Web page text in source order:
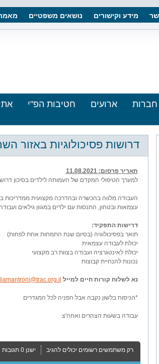
מידע וקישורים נושאים משפטיים
חברות ארועים חטיבות הפ"י
דרושות פסיכולוגיות באזור
תאריך פרסום: 11.08.2021
למערך הטיפולי המקדם של העמותה לילדים בסיכון
העבודה מלווה בהכשרה ובהדרכה מקצועית ממדריכות
עצמאות ובטחון, התנסות עם ילדים במגוון גילאים
דרישות התפקיד:
תואר בפסיכולוגיה (בסיום שנת התמחות אחת לפחות)
יכולת לעבודה עצמאית
יכולת לאינטגרציה ועבודה בצוות רב מקצועי
נכונות להנחיית קבוצות
נא לשלוח קורות חיים למייל
*הניסוח בלשון נקבה אבל הפניה לכל המגדרים
עבודה בשעות הצהרים ואחה'צ
רק משתמשים רשומים יכולים להגיב ישנן 0 תגובות